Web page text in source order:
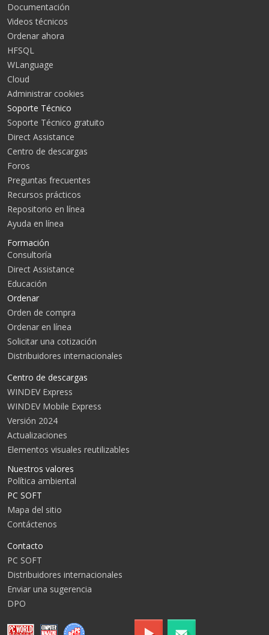
Documentación
Videos técnicos
Ordenar ahora
HFSQL
WLanguage
Cloud
Administrar cookies
Soporte Técnico
Soporte Técnico gratuito
Direct Assistance
Centro de descargas
Foros
Preguntas frecuentes
Recursos prácticos
Repositorio en línea
Ayuda en línea
Formación
Consultoría
Direct Assistance
Educación
Ordenar
Orden de compra
Ordenar en línea
Solicitar una cotización
Distribuidores internacionales
Centro de descargas
WINDEV Express
WINDEV Mobile Express
Versión 2024
Actualizaciones
Elementos visuales reutilizables
Nuestros valores
Política ambiental
PC SOFT
Mapa del sitio
Contáctenos
Contacto
PC SOFT
Distribuidores internacionales
Enviar una sugerencia
DPO